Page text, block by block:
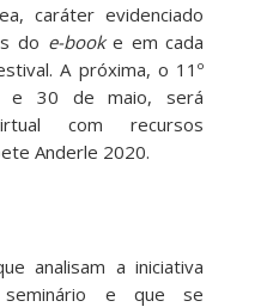
caráter evidenciado
do e-booke em cada
A próxima, o 11º
e 30 de maio, será
com recursos
Anderle 2020.
analisam a iniciativa
e que se